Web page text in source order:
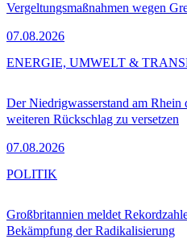
Vergeltungsmaßnahmen wegen
07.08.2026
Der Niedrigwasserstand am Rhein
weiteren Rückschlag zu versetzen
07.08.2026
ENERGIE, UMWELT &
Großbritannien meldet
Bekämpfung der Radikalisierung
POLITIK